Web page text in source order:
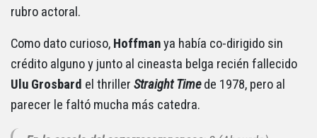
rubro actoral.
Como dato curioso, Hoffmanya había co-dirigido sin
crédito alguno y junto al cineasta belga recién fallecido
Ulu Grosbard el thriller Straight Timede 1978, pero al
parecer le faltó mucha más catedra.